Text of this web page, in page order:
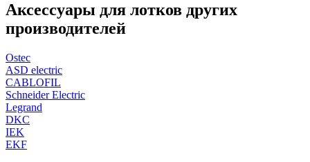
Аксессуары для лотков других
производителей
Ostec
ASD electric
CABLOFIL
Schneider Electric
Legrand
DKC
IEK
EKF